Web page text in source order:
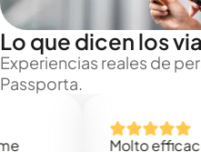
Lo que dicen los
Experiencias reales de
Passporta.
Molto efficace!